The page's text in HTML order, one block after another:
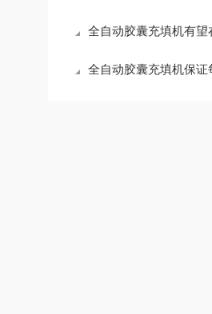
全自动胶囊充填机有望在以下几个方面实现突
全自动胶囊充填机保证每个胶囊中的药品含量都